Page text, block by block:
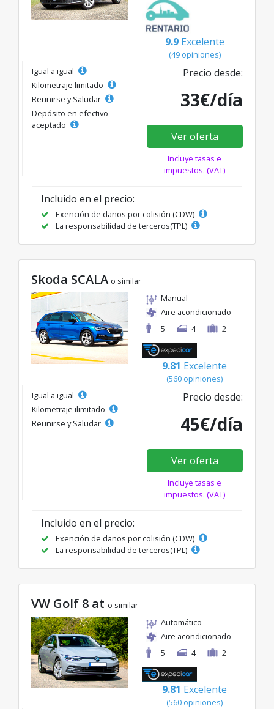
9.9 Excelente
(49 opiniones)
Igual a igual
Kilometraje limitado
Reunirse y Saludar
Depósito en efectivo
aceptado
Precio desde:
33€/día
Ver oferta
Incluye tasas e
impuestos. (VAT)
Incluido en el precio:
Exención de daños por colisión (CDW)
La responsabilidad de terceros(TPL)
Skoda SCALA o similar
Manual
Aire acondicionado
5
4 2
9.81 Excelente
(560 opiniones)
Igual a igual
Kilometraje ilimitado
Reunirse y Saludar
Precio desde:
45€/día
Ver oferta
Incluye tasas e
impuestos. (VAT)
Incluido en el precio:
Exención de daños por colisión (CDW)
La responsabilidad de terceros(TPL)
VW Golf 8 at o similar
Automático
Aire acondicionado
5
4 2
9.81 Excelente
(560 opiniones)